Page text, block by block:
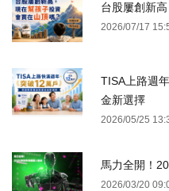
台股屢創新
2026/07/17
TISA上路週
金新選擇
2026/05/25
馬力全開！
2026/03/20